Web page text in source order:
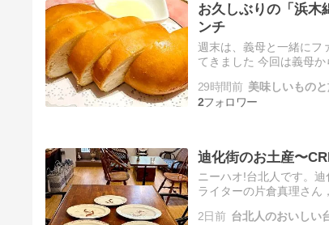
お久しぶりの「浜木
ンチ
週末は、義母と一緒にフ
てきました 今回は義母
29時間前 美味しいもの
2
迪化街のお土産〜
ニーハオ!台北人です。
ライターの片倉真理さん
2日前 台北人のおいしい